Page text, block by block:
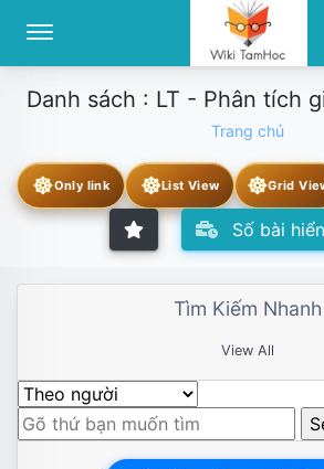
Danh sách : LT - Phân tích
Trang chủ
☸Only link ☸List View ☸Grid
Số bài
Tìm Kiếm Nhanh
View All